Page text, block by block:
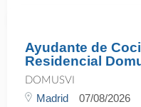
Ayudante de
Residencial
DOMUSVI
Madrid 07/08/2026